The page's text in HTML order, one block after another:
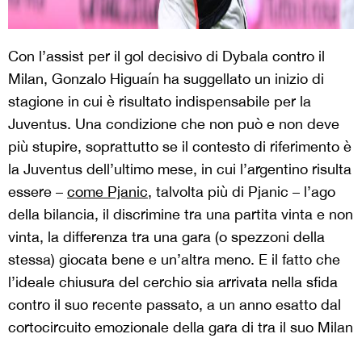
Con l’assist per il gol decisivo di Dybala contro il
Milan, Gonzalo Higuaín ha suggellato un inizio di
stagione in cui è risultato indispensabile per la
Juventus. Una condizione che non può e non deve
più stupire, soprattutto se il contesto di riferimento è
la Juventus dell’ultimo mese, in cui l’argentino risulta
essere – come Pjanic, talvolta più di Pjanic – l’ago
della bilancia, il discrimine tra una partita vinta e non
vinta, la differenza tra una gara (o spezzoni della
stessa) giocata bene e un’altra meno. E il fatto che
l’ideale chiusura del cerchio sia arrivata nella sfida
contro il suo recente passato, a un anno esatto dal
cortocircuito emozionale della gara di tra il suo Milan